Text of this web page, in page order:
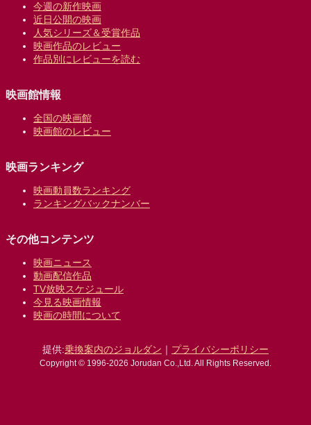
今週の新作映画
近日公開の映画
人気シリーズ＆受賞作品
映画作品のレビュー
作品別にレビューを読む
映画館情報
全国の映画館
映画館のレビュー
映画ランキング
映画動員数ランキング
ランキングバックナンバー
その他コンテンツ
映画ニュース
動画配信作品
TV放映スケジュール
今見る映画情報
映画の時間について
提供:乗換案内のジョルダン ｜ プライバシーポリシー
Copyright © 1996-2026 Jorudan Co.,Ltd. All Rights Reserved.